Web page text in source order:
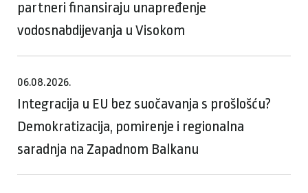
partneri finansiraju unapređenje
vodosnabdijevanja u Visokom
06.08.2026.
Integracija u EU bez suočavanja s prošlošću?
Demokratizacija, pomirenje i regionalna
saradnja na Zapadnom Balkanu